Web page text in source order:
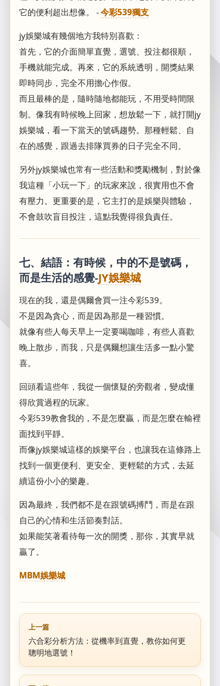
它的便利超出想像。 -今彩539獨支
jy娛樂城有幾個地方我特別喜歡：
首先，它的介面簡單直覺，選號、投注都很順，
手機就能完成。再來，它的系統透明，開獎結果
即時同步，完全不用擔心作假。
而且最棒的是，隨時隨地都能玩，不用受時間限
制。像我有時候晚上回家，想放鬆一下，就打開jy
娛樂城，看一下當天的號碼趨勢。那種輕鬆、自
在的感覺，跟過去排隊買券的日子完全不同。
另外jy娛樂城也常有一些活動和獎勵機制，對於像
我這種「小玩一下」的玩家來說，很實用也不會
有壓力。更重要的是，它主打的是娛樂與體驗，
不會鼓吹盲目投注，這點我覺得很負責任。
七、結語：有時候，中的不是號碼，
而是生活的感覺-JY娛樂城
現在的我，還是偶爾會買一注今彩539。
不是因為貪心，而是因為那是一種習慣。
就像有些人每天早上一定要喝咖啡，有些人喜歡
晚上散步，而我，只是偶爾想讓生活多一點小驚
喜。
回頭看這些年，我從一個懷疑的旁觀者，變成懂
得欣賞過程的玩家。
今彩539教會我的，不是怎麼贏，而是怎麼在輸裡
面找到平靜。
而像jy娛樂城這樣的娛樂平台，也讓我在這條路上
找到一個更便利、更安全、更輕鬆的方式，去延
續這份小小的樂趣。
因為最終，我們都不是在跟號碼搏鬥，而是在跟
自己的心情和生活節奏對話。
如果能笑著看待每一次的開獎，那你，其實早就
贏了。
MBM娛樂城
上一篇
六合彩分析方法：從機率到直覺，教你如何更
聰明地選號！